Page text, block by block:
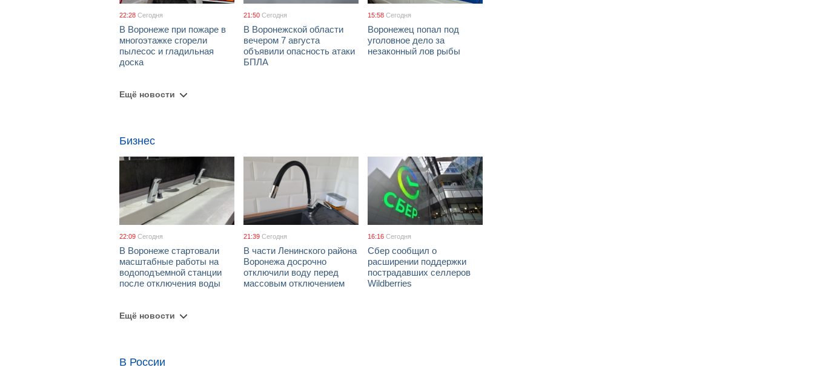
22:28 Сегодня
В Воронеже при пожаре в
многоэтажке сгорели
пылесос и гладильная
доска
21:50 Сегодня
В Воронежской области
вечером 7 августа
объявили опасность атаки
БПЛА
15:58 Сегодня
Воронежец попал под
уголовное дело за
незаконный лов рыбы
Ещё новости
Бизнес
22:09 Сегодня
В Воронеже стартовали
масштабные работы на
водоподъемной станции
после отключения воды
21:39 Сегодня
В части Ленинского района
Воронежа досрочно
отключили воду перед
массовым отключением
16:16 Сегодня
Сбер сообщил о
расширении поддержки
пострадавших селлеров
Wildberries
Ещё новости
В России